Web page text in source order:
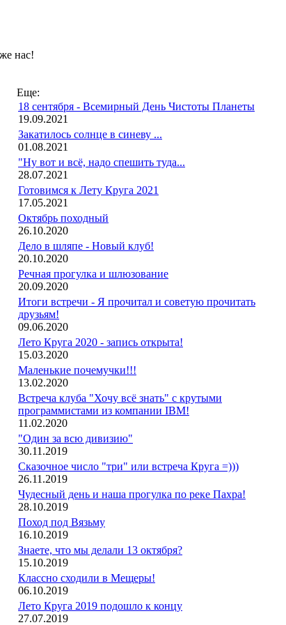
нас!
Еще:
18 сентября - Всемирный День Чистоты Планеты
19.09.2021
Закатилось солнце в синеву ...
01.08.2021
"Ну вот и всё, надо спешить туда...
28.07.2021
Готовимся к Лету Круга 2021
17.05.2021
Октябрь походный
26.10.2020
Дело в шляпе - Новый клуб!
20.10.2020
Речная прогулка и шлюзование
20.09.2020
Итоги встречи - Я прочитал и советую прочитать
друзьям!
09.06.2020
Лето Круга 2020 - запись открыта!
15.03.2020
Маленькие почемучки!!!
13.02.2020
Встреча клуба "Хочу всё знать" с крутыми
программистами из компании IBM!
11.02.2020
"Один за всю дивизию"
30.11.2019
Сказочное число "три" или встреча Круга =)))
26.11.2019
Чудесный день и наша прогулка по реке Пахра!
28.10.2019
Поход под Вязьму
16.10.2019
Знаете, что мы делали 13 октября?
15.10.2019
Классно сходили в Мещеры!
06.10.2019
Лето Круга 2019 подошло к концу
27.07.2019